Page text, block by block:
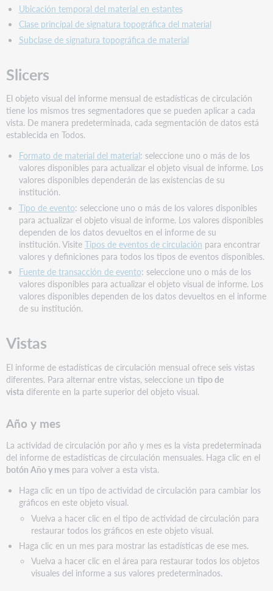
Ubicación temporal del material en estantes
Clase principal de signatura topográfica del material
Subclase de signatura topográfica de material
Slicers
El objeto visual del informe mensual de estadísticas de circulación
tiene los mismos tres segmentadores que se pueden aplicar a cada
vista. De manera predeterminada, cada segmentación de datos está
establecida en Todos.
Formato de material del material: seleccione uno o más de los
valores disponibles para actualizar el objeto visual de informe. Los
valores disponibles dependerán de las existencias de su
institución.
Tipo de evento: seleccione uno o más de los valores disponibles
para actualizar el objeto visual de informe. Los valores disponibles
dependen de los datos devueltos en el informe de su
institución. Visite Tipos de eventos de circulación para encontrar
valores y definiciones para todos los tipos de eventos disponibles.
Fuente de transacción de evento: seleccione uno o más de los
valores disponibles para actualizar el objeto visual de informe. Los
valores disponibles dependen de los datos devueltos en el informe
de su institución.
Vistas
El informe de estadísticas de circulación mensual ofrece seis vistas
diferentes. Para alternar entre vistas, seleccione untipo de
vista diferente en la parte superior del objeto visual.
Año y mes
La actividad de circulación por año y mes es la vista predeterminada
del informe de estadísticas de circulación mensuales. Haga clic en el
botón Año y mes para volver a esta vista.
Haga clic en un tipo de actividad de circulación para cambiar los
gráficos en este objeto visual.
Vuelva a hacer clic en el tipo de actividad de circulación para
restaurar todos los gráficos en este objeto visual.
Haga clic en un mes para mostrar las estadísticas de ese mes.
Vuelva a hacer clic en el área para restaurar todos los objetos
visuales del informe a sus valores predeterminados.